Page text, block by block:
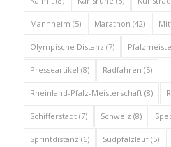
Mannheim (5) Marathon (42)
Olympische Distanz (7)
Presseartikel (8) Radfahren (5)
Rheinland-Pfalz-Meisterschaft(8)
Schifferstadt(7) Schweiz (8)
Sprintdistanz (6) Südpfalzlauf(5)